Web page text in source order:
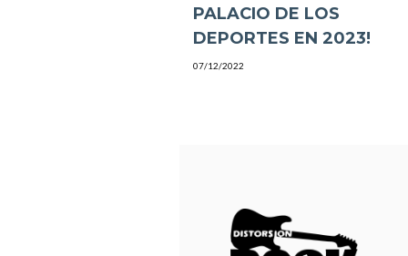
PALACIO DE LOS
DEPORTES EN 2023!
07/12/2022